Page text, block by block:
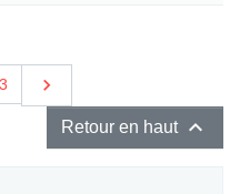
3 Suivant

Retour en haut 